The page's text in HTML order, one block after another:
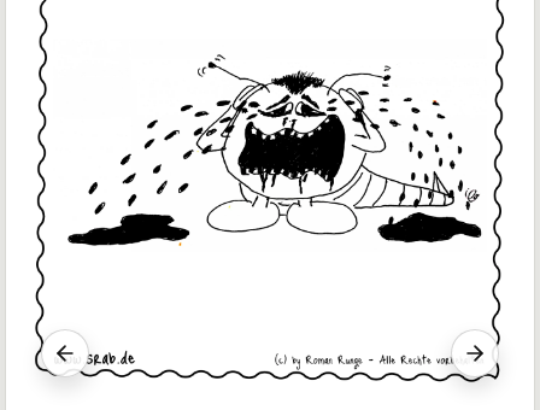
Vorheriger Srab